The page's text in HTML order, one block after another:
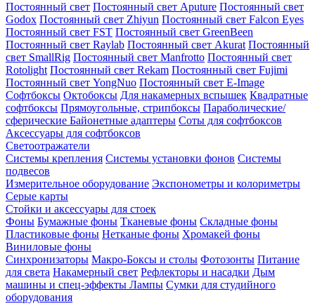
Постоянный свет Постоянный свет Aputure Постоянный свет
Godox Постоянный свет Zhiyun Постоянный свет Falcon Eyes
Постоянный свет FST Постоянный свет GreenBeen
Постоянный свет Raylab Постоянный свет Akurat Постоянный
свет SmallRig Постоянный свет Manfrotto Постоянный свет
Rotolight Постоянный свет Rekam Постоянный свет Fujimi
Постоянный свет YongNuo Постоянный свет E-Image
Софтбоксы Октобоксы Для накамерных вспышек Квадратные
софтбоксы Прямоугольные, стрипбоксы Параболические/
сферические Байонетныe адаптеры Соты для софтбоксов
Аксессуары для софтбоксов
Светоотражатели
Системы крепления Системы установки фонов Системы
подвесов
Измерительное оборудование Экспонометры и колориметры
Серые карты
Стойки и аксессуары для стоек
Фоны Бумажные фоны Тканевые фоны Складные фоны
Пластиковые фоны Нетканые фоны Хромакей фоны
Виниловые фоны
Синхронизаторы Макро-Боксы и столы Фотозонты Питание
для света Накамерный свет Рефлекторы и насадки Дым
машины и спец-эффекты Лампы Сумки для студийного
оборудования